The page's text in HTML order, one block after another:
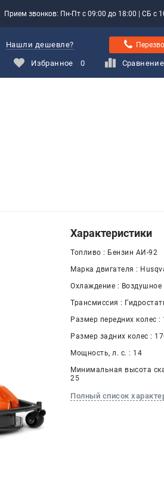
Прием звонков: Пн-Пт с 09:00 до 18:00 | СБ с
Нашли дешевле?
Избранное 0 Сравнение
Характеристики
Топливо : Бензин АИ-92
Марка двигателя :
Охлаждение : Воздушное
Трансмиссия :
Размер передних колес :
Размер задних колес :
Мощность, л. с. : 14
Минимальная высота
25
Полный список